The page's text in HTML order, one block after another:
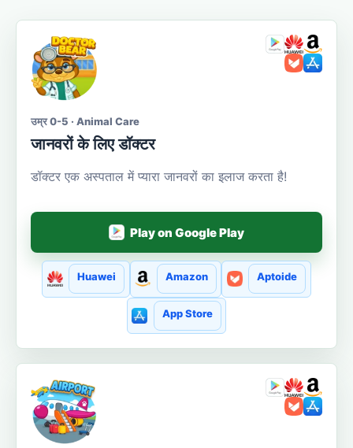
उम्र 0-5 · Animal Care
जानवरों के लिए डॉक्टर
डॉक्टर एक अस्पताल में प्यारा जानवरों का इलाज करता है!
Play on Google Play
Huawei Amazon Aptoide
App Store